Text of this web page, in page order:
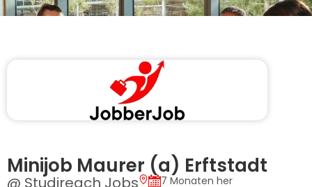
Minijob Maurer (a) Erftstadt
@ Studireach Jobs
7 Monaten her